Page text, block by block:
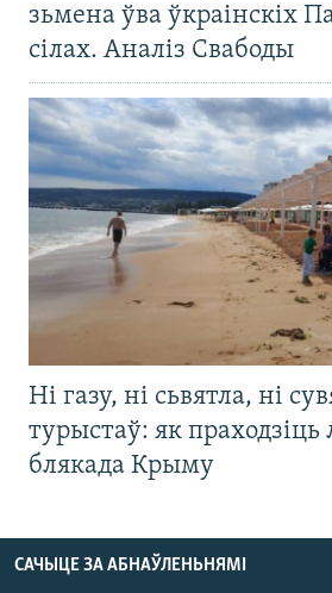
зьмена ўва ўкраінскіх
сілах. Аналіз Свабоды
Ні газу, ні сьвятла, ні
турыстаў: як праходзіць
блякада Крыму
САЧЫЦЕ ЗА АБНАЎЛЕНЬНЯМІ